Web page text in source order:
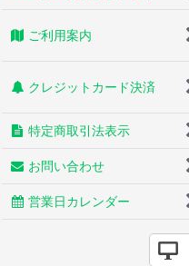
ご利用案内
クレジットカード決済
特定商取引法表示
お問い合わせ
営業日カレンダー